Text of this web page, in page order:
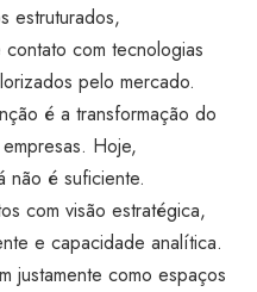
estruturados,
com tecnologias
pelo mercado.
é a transformação do
Hoje,
não é suficiente.
com visão estratégica,
e capacidade analítica.
justamente como espaços